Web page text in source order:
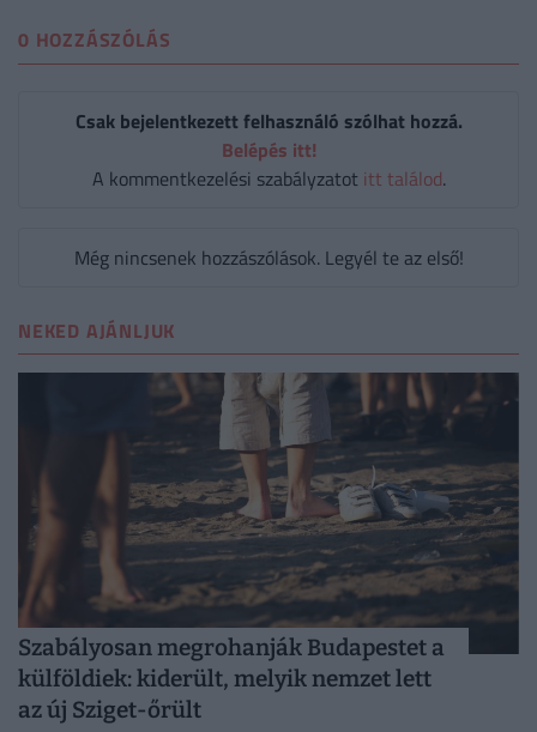
0 HOZZÁSZÓLÁS
Csak bejelentkezett felhasználó szólhat hozzá.
Belépés itt!
A kommentkezelési szabályzatot itt találod.
Még nincsenek hozzászólások. Legyél te az első!
NEKED AJÁNLJUK
Szabályosan megrohanják Budapestet a
külföldiek: kiderült, melyik nemzet lett
az új Sziget-őrült